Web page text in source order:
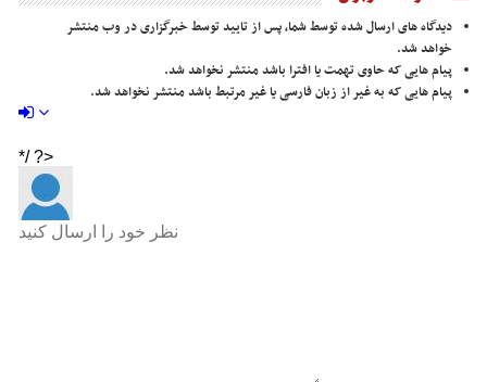
دیدگاه های ارسال شده توسط شما، پس از تایید توسط خبرگزاری در وب منتشر
خواهد شد.
پیام هایی که حاوی تهمت یا افترا باشد منتشر نخواهد شد.
پیام هایی که به غیر از زبان فارسی یا غیر مرتبط باشد منتشر نخواهد شد.